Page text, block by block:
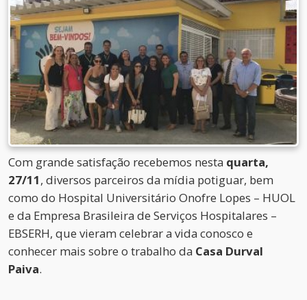
Com grande satisfação recebemos nesta quarta,
27/11, diversos parceiros da mídia potiguar, bem
como do Hospital Universitário Onofre Lopes – HUOL
e da Empresa Brasileira de Serviços Hospitalares –
EBSERH, que vieram celebrar a vida conosco e
conhecer mais sobre o trabalho da Casa Durval
Paiva.